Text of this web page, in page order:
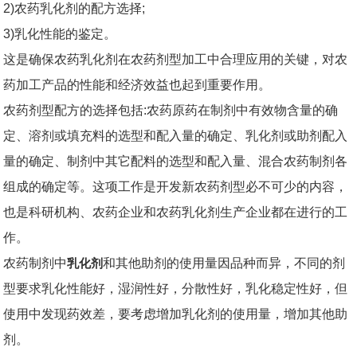
2)农药乳化剂的配方选择;
3)乳化性能的鉴定。
这是确保农药乳化剂在农药剂型加工中合理应用的关键，对农
药加工产品的性能和经济效益也起到重要作用。
农药剂型配方的选择包括:农药原药在制剂中有效物含量的确
定、溶剂或填充料的选型和配入量的确定、乳化剂或助剂配入
量的确定、制剂中其它配料的选型和配入量、混合农药制剂各
组成的确定等。这项工作是开发新农药剂型必不可少的内容，
也是科研机构、农药企业和农药乳化剂生产企业都在进行的工
作。
农药制剂中乳化剂和其他助剂的使用量因品种而异，不同的剂
型要求乳化性能好，湿润性好，分散性好，乳化稳定性好，但
使用中发现药效差，要考虑增加乳化剂的使用量，增加其他助
剂。